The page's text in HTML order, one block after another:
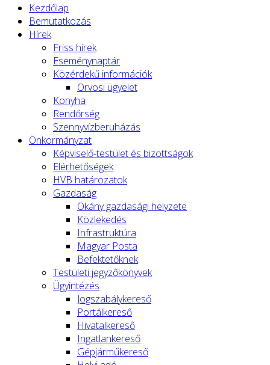
Kezdőlap
Bemutatkozás
Hírek
Friss hírek
Eseménynaptár
Közérdekű információk
Orvosi ügyelet
Konyha
Rendőrség
Szennyvízberuházás
Önkormányzat
Képviselő-testület és bizottságok
Elérhetőségek
HVB határozatok
Gazdaság
Okány gazdasági helyzete
Közlekedés
Infrastruktúra
Magyar Posta
Befektetőknek
Testületi jegyzőkönyvek
Ügyintézés
Jogszabálykereső
Portálkereső
Hivatalkereső
Ingatlankereső
Gépjárműkereső